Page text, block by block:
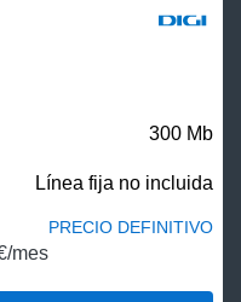
300 Mb
Línea fija no incluida
mes
PRECIO DEFINITIVO